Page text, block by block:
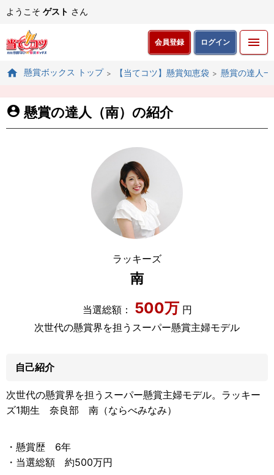
ようこそ ゲスト さん
会員登録 ログイン
懸賞ボックス トップ 【当てコツ】懸賞知恵袋 懸賞の達人一
懸賞の達人（南）の紹介
ラッキーズ
南
当選総額： 500万 円
次世代の懸賞界を担うスーパー懸賞主婦モデル
自己紹介
次世代の懸賞界を担うスーパー懸賞主婦モデル。ラッキー
ズ1期生 奈良部 南（ならべみなみ）
・懸賞歴 6年
・当選総額 約500万円